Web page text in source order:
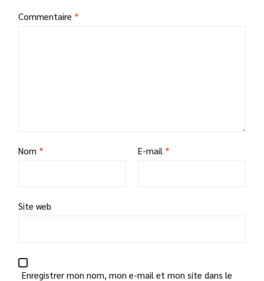
Commentaire *
Nom * E-mail *
Site web
Enregistrer mon nom, mon e-mail et mon site dans le